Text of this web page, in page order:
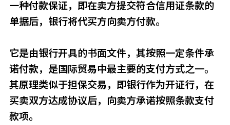
一种付款保证，即在卖方提交符合信用证条款的
单据后，银行将代买方向卖方付款。
它是由银行开具的书面文件，其按照一定条件承
诺付款，是国际贸易中最主要的支付方式之一。
其原理类似于担保交易，即银行作为开证行，在
买卖双方达成协议后，向卖方承诺按照条款支付
款项。